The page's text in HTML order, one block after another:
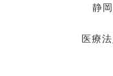
静
医療